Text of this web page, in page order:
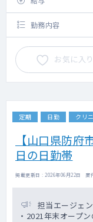
勤務内容
お気に入り
定期 日勤 クリ
【山口県防
日の日勤帯
掲載更新日 : 2026年06月22日 案
担当エージェ
・2021年末オープ